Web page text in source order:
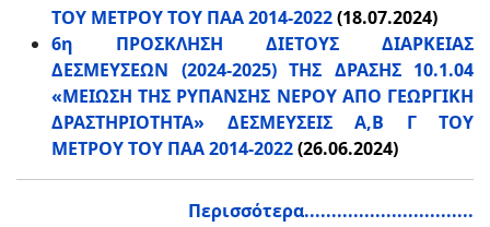
ΤΟΥ ΜΕΤΡΟΥ ΤΟΥ ΠΑΑ 2014-2022(18.07.2024)
6η ΠΡΟΣΚΛΗΣΗ ΔΙΕΤΟΥΣ ΔΙΑΡΚΕΙΑΣ
ΔΕΣΜΕΥΣΕΩΝ (2024-2025) ΤΗΣ ΔΡΑΣΗΣ 10.1.04
«ΜΕΙΩΣΗ ΤΗΣ ΡΥΠΑΝΣΗΣ ΝΕΡΟΥ ΑΠΟ ΓΕΩΡΓΙΚΗ
ΔΡΑΣΤΗΡΙΟΤΗΤΑ» ΔΕΣΜΕΥΣΕΙΣ Α,Β Γ ΤΟΥ
ΜΕΤΡΟΥ ΤΟΥ ΠΑΑ 2014-2022(26.06.2024)
Περισσότερα...............................